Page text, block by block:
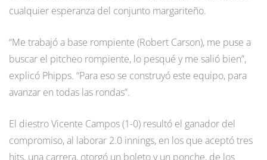
cualquier esperanza del conjunto margariteño.
“Me trabajó a base rompiente (Robert Carson), me puse a
buscar el pitcheo rompiente, lo pesqué y me salió bien”,
explicó Phipps. “Para eso se construyó este equipo, para
avanzar en todas las rondas”.
El diestro Vicente Campos (1-0) resultó el ganador del
compromiso, al laborar 2.0 innings, en los que aceptó tres
hits, una carrera, otorgó un boleto y un ponche, de los